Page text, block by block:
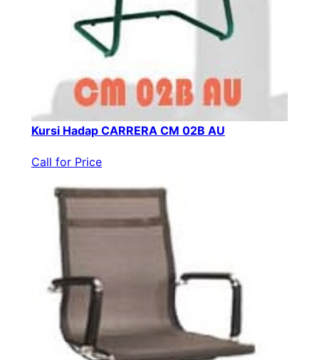
Kursi Hadap CARRERA CM 02B AU
Call for Price